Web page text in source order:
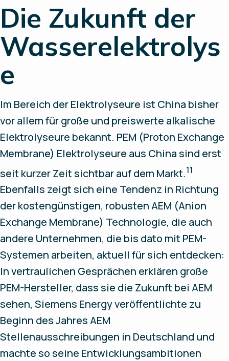
Die Zukunft der
Wasserelektrolys
e
Im Bereich der Elektrolyseure ist China bisher
vor allem für große und preiswerte alkalische
Elektrolyseure bekannt. PEM (Proton Exchange
Membrane) Elektrolyseure aus China sind erst
seit kurzer Zeit sichtbar auf dem Markt.11
Ebenfalls zeigt sich eine Tendenz in Richtung
der kostengünstigen, robusten AEM (Anion
Exchange Membrane) Technologie, die auch
andere Unternehmen, die bis dato mit PEM-
Systemen arbeiten, aktuell für sich entdecken:
In vertraulichen Gesprächen erklären große
PEM-Hersteller, dass sie die Zukunft bei AEM
sehen, Siemens Energy veröffentlichte zu
Beginn des Jahres AEM
Stellenausschreibungen in Deutschland und
machte so seine Entwicklungsambitionen